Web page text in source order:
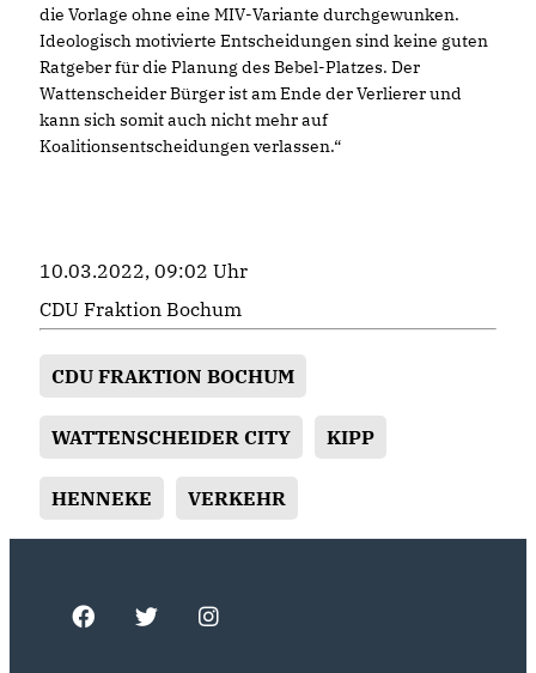
die Vorlage ohne eine MIV-Variante durchgewunken.
Ideologisch motivierte Entscheidungen sind keine guten
Ratgeber für die Planung des Bebel-Platzes. Der
Wattenscheider Bürger ist am Ende der Verlierer und
kann sich somit auch nicht mehr auf
Koalitionsentscheidungen verlassen.“
10.03.2022, 09:02 Uhr
CDU Fraktion Bochum
CDU FRAKTION BOCHUM
WATTENSCHEIDER CITY KIPP
HENNEKE VERKEHR